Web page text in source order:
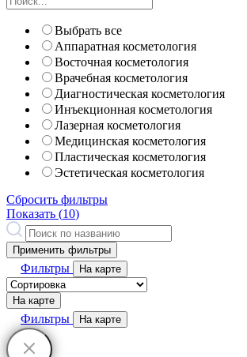
Выбрать все
Аппаратная косметология
Восточная косметология
Врачебная косметология
Диагностическая косметология
Инъекционная косметология
Лазерная косметология
Медицинская косметология
Пластическая косметология
Эстетическая косметология
Сбросить фильтры
Показать (10)
Применить фильтры
Фильтры На карте
На карте
Фильтры На карте